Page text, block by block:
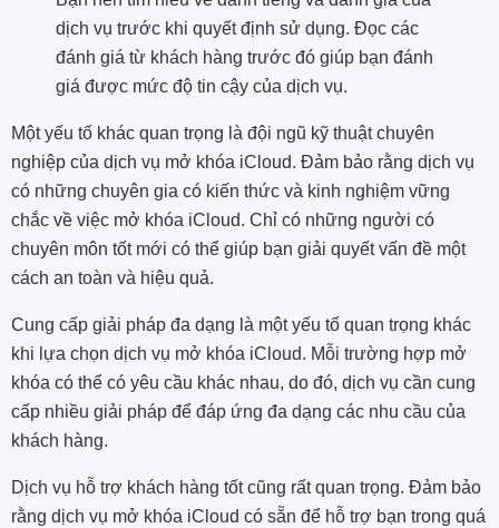
dịch vụ trước khi quyết định sử dụng. Đọc các
đánh giá từ khách hàng trước đó giúp bạn đánh
giá được mức độ tin cậy của dịch vụ.
Một yếu tố khác quan trọng là đội ngũ kỹ thuật chuyên
nghiệp của dịch vụ mở khóa iCloud. Đảm bảo rằng dịch vụ
có những chuyên gia có kiến thức và kinh nghiệm vững
chắc về việc mở khóa iCloud. Chỉ có những người có
chuyên môn tốt mới có thể giúp bạn giải quyết vấn đề một
cách an toàn và hiệu quả.
Cung cấp giải pháp đa dạng là một yếu tố quan trọng khác
khi lựa chọn dịch vụ mở khóa iCloud. Mỗi trường hợp mở
khóa có thể có yêu cầu khác nhau, do đó, dịch vụ cần cung
cấp nhiều giải pháp để đáp ứng đa dạng các nhu cầu của
khách hàng.
Dịch vụ hỗ trợ khách hàng tốt cũng rất quan trọng. Đảm bảo
rằng dịch vụ mở khóa iCloud có sẵn để hỗ trợ bạn trong quá